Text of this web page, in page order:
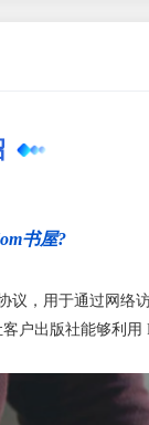
书屋?
议，用于通过网
出版社能够利用